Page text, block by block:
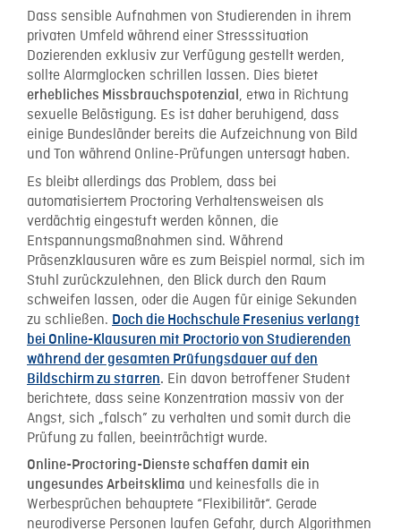
Dass sensible Aufnahmen von Studierenden in ihrem
privaten Umfeld während einer Stresssituation
Dozierenden exklusiv zur Verfügung gestellt werden,
sollte Alarmglocken schrillen lassen. Dies bietet
erhebliches Missbrauchspotenzial , etwa in Richtung
sexuelle Belästigung. Es ist daher beruhigend, dass
einige Bundesländer bereits die Aufzeichnung von Bild
und Ton während Online-Prüfungen untersagt haben.
Es bleibt allerdings das Problem, dass bei
automatisiertem Proctoring Verhaltensweisen als
verdächtig eingestuft werden können, die
Entspannungsmaßnahmen sind. Während
Präsenzklausuren wäre es zum Beispiel normal, sich im
Stuhl zurückzulehnen, den Blick durch den Raum
schweifen lassen, oder die Augen für einige Sekunden
zu schließen. Doch die Hochschule Fresenius verlangt
bei Online-Klausuren mit Proctorio von Studierenden
während der gesamten Prüfungsdauer auf den
Bildschirm zu starren. Ein davon betroffener Student
berichtete, dass seine Konzentration massiv von der
Angst, sich „falsch” zu verhalten und somit durch die
Prüfung zu fallen, beeinträchtigt wurde.
Online-Proctoring-Dienste schaffen damit ein
ungesundes Arbeitsklima und keinesfalls die in
Werbesprüchen behauptete “Flexibilität“. Gerade
neurodiverse Personen laufen Gefahr, durch Algorithmen